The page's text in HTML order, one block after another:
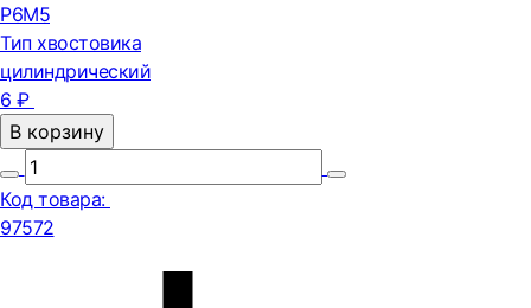
Р6М5
Тип хвостовика
цилиндрический
6 ₽
В корзину
Код товара:
97572